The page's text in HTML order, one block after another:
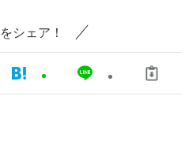
シェア！